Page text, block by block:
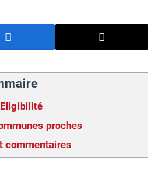
Eligibilité
proches
commentaires